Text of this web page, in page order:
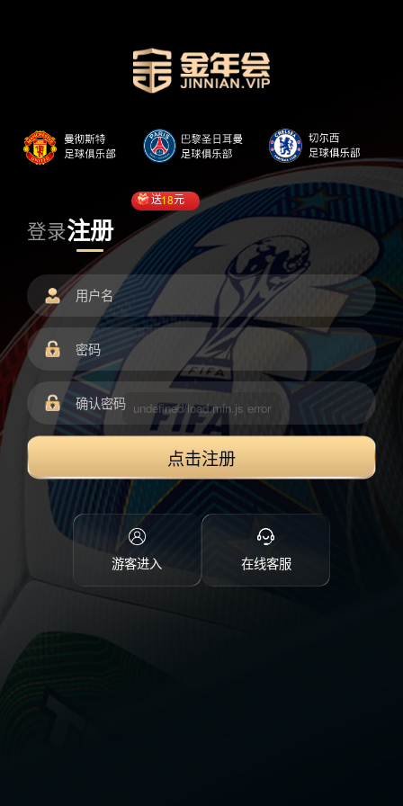
登录注册
送18元
点击注册
游客进入 在线客服